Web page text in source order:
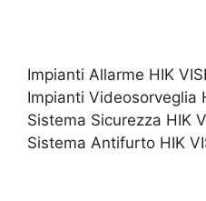
Impianti Allarme HIK
Impianti Videosorveglia
Sistema Sicurezza HIK
Sistema Antifurto HIK